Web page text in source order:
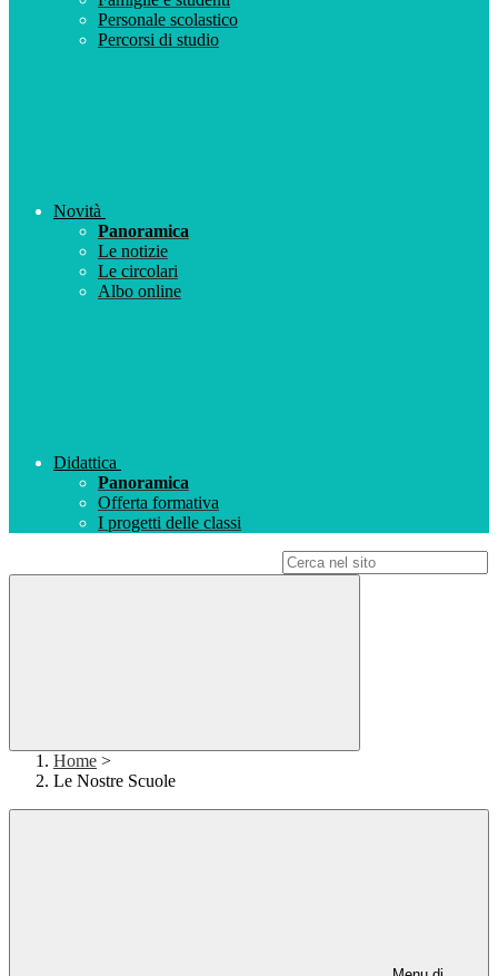
Personale scolastico
Percorsi di studio
Novità
Panoramica
Le notizie
Le circolari
Albo online
Didattica
Panoramica
Offerta formativa
I progetti delle classi
Home >
Le Nostre Scuole